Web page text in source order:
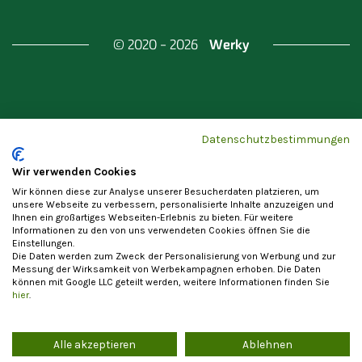
© 2020 - 2026 Werky
Datenschutzerklärung
Cookie-Einstellungen
Allgemeine Nutzungsbedingungen
Impressum
Vertrag widerrufen
Die Registrierung als Anbieter von Waren und Leistungen steht
ausschließlich Unternehmern im Sinne von § 14 BGB zur Verfügung. Ein
Datenschutzbestimmungen
Wir verwenden Cookies
Wir können diese zur Analyse unserer Besucherdaten platzieren, um
unsere Webseite zu verbessern, personalisierte Inhalte anzuzeigen und
Ihnen ein großartiges Webseiten-Erlebnis zu bieten. Für weitere
Informationen zu den von uns verwendeten Cookies öffnen Sie die
Einstellungen.
Die Daten werden zum Zweck der Personalisierung von Werbung und zur
Messung der Wirksamkeit von Werbekampagnen erhoben. Die Daten
können mit Google LLC geteilt werden, weitere Informationen finden Sie
hier.
Alle akzeptieren Ablehnen